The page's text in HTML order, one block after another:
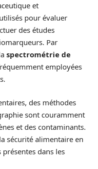
et
pour évaluer
des études
Par
spectrométrie de
employées
des méthodes
sont couramment
et des contaminants.
sécurité alimentaire en
dans les